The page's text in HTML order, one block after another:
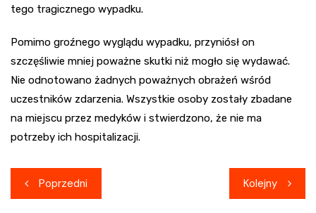
tego tragicznego wypadku.
Pomimo groźnego wyglądu wypadku, przyniósł on
szczęśliwie mniej poważne skutki niż mogło się wydawać.
Nie odnotowano żadnych poważnych obrażeń wśród
uczestników zdarzenia. Wszystkie osoby zostały zbadane
na miejscu przez medyków i stwierdzono, że nie ma
potrzeby ich hospitalizacji.
Nawigacja
wpisu
Poprzedni Kolejny